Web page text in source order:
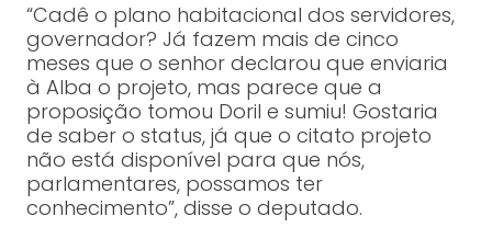
“Cadê o plano habitacional dos servidores,
governador? Já fazem mais de cinco
meses que o senhor declarou que enviaria
à Alba o projeto, mas parece que a
proposição tomou Doril e sumiu! Gostaria
de saber o status, já que o citato projeto
não está disponível para que nós,
parlamentares, possamos ter
conhecimento”, disse o deputado.